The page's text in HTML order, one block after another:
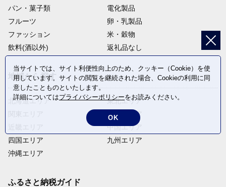
パン・菓子類
電化製品
フルーツ
卵・乳製品
ファッション
米・穀物
飲料(酒以外)
返礼品なし
地域から探す
北海道エリア
四国エリア
沖縄エリア
東北エリア
中部エリア
中国エリア
九州エリア
ふるさと納税ガイド
当サイトでは、サイト利便性向上のため、クッキー（Cookie）を使
用しています。サイトの閲覧を継続された場合、Cookieの利用に同
意したことものといたします。
詳細についてはプライバシーポリシーをお読みください。
OK